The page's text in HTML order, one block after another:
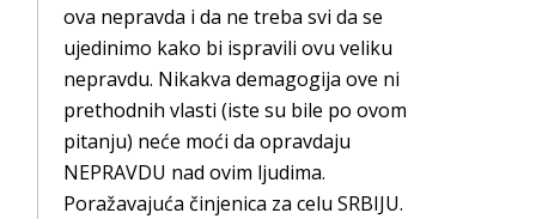
ova nepravda i da ne treba svi da se
ujedinimo kako bi ispravili ovu veliku
nepravdu. Nikakva demagogija ove ni
prethodnih vlasti (iste su bile po ovom
pitanju) neće moći da opravdaju
NEPRAVDU nad ovim ljudima.
Poražavajuća činjenica za celu SRBIJU.